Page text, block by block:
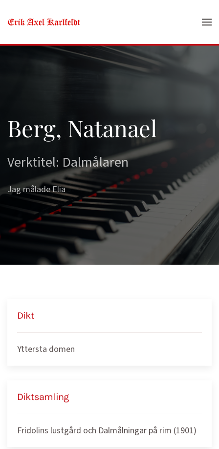
Skip to main content
Berg, Natanael
Verktitel: Dalmålaren
Jag målade Elia
Dikt
Yttersta domen
Diktsamling
Fridolins lustgård och Dalmålningar på rim (1901)